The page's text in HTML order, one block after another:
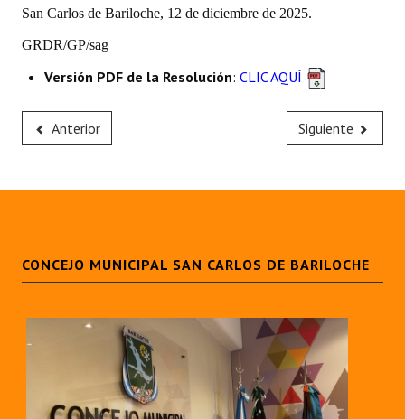
Antiguos Pobladores - Registro
Reconocimientos - Registro
Bariloche, Municipio intercultural
San Carlos de Bariloche, 12 de diciembre de 2025.
GRDR/GP/sag
Versión PDF de la Resolución: CLIC AQUÍ
Anterior Siguiente
CONCEJO MUNICIPAL SAN CARLOS DE BARILOCHE